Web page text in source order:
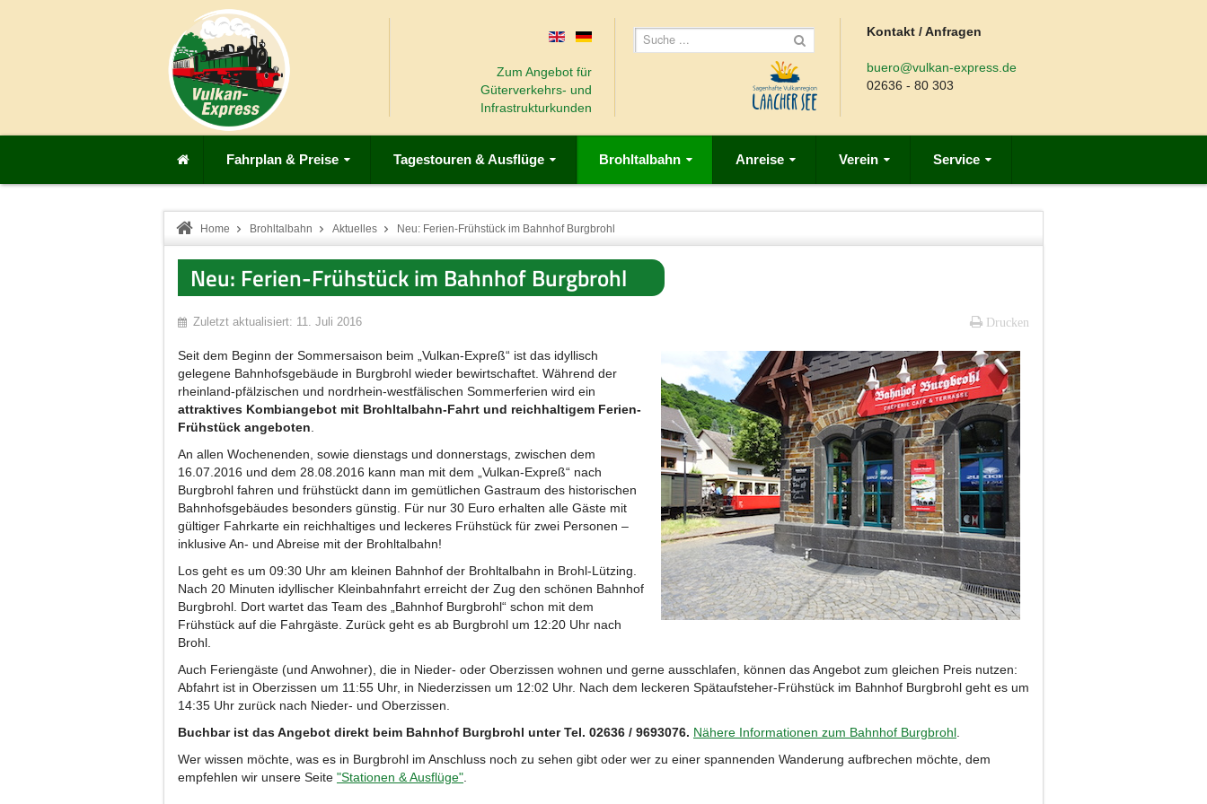
Zum Angebot für
Güterverkehrs- und
Infrastrukturkunden
Kontakt / Anfragen
buero@vulkan-express.de
02636 - 80 303
Fahrplan & Preise Tagestouren & Ausflüge Brohltalbahn Anreise Verein Service
Home Brohltalbahn Aktuelles Neu: Ferien-Frühstück im Bahnhof Burgbrohl
Neu: Ferien-Frühstück im Bahnhof Burgbrohl
Drucken
Zuletzt aktualisiert: 11. Juli 2016
Seit dem Beginn der Sommersaison beim „Vulkan-Expreß“ ist das idyllisch
gelegene Bahnhofsgebäude in Burgbrohl wieder bewirtschaftet. Während der
rheinland-pfälzischen und nordrhein-westfälischen Sommerferien wird ein
attraktives Kombiangebot mit Brohltalbahn-Fahrt und reichhaltigem Ferien-
Frühstück angeboten
An allen Wochenenden, sowie dienstags und donnerstags, zwischen dem
16.07.2016 und dem 28.08.2016 kann man mit dem „Vulkan-Expreß“ nach
Burgbrohl fahren und frühstückt dann im gemütlichen Gastraum des historischen
Bahnhofsgebäudes besonders günstig. Für nur 30 Euro erhalten alle Gäste mit
gültiger Fahrkarte ein reichhaltiges und leckeres Frühstück für zwei Personen –
inklusive An- und Abreise mit der Brohltalbahn!
Los geht es um 09:30 Uhr am kleinen Bahnhof der Brohltalbahn in Brohl-Lützing.
Nach 20 Minuten idyllischer Kleinbahnfahrt erreicht der Zug den schönen Bahnhof
Burgbrohl. Dort wartet das Team des „Bahnhof Burgbrohl“ schon mit dem
Frühstück auf die Fahrgäste. Zurück geht es ab Burgbrohl um 12:20 Uhr nach
Brohl.
Auch Feriengäste (und Anwohner), die in Nieder- oder Oberzissen wohnen und gerne ausschlafen, können das Angebot zum gleichen Preis nutzen:
Abfahrt ist in Oberzissen um 11:55 Uhr, in Niederzissen um 12:02 Uhr. Nach dem leckeren Spätaufsteher-Frühstück im Bahnhof Burgbrohl geht es um
14:35 Uhr zurück nach Nieder- und Oberzissen.
Buchbar ist das Angebot direkt beim Bahnhof Burgbrohl unter Tel. 02636 / 9693076. Nähere Informationen zum Bahnhof Burgbrohl
Wer wissen möchte, was es in Burgbrohl im Anschluss noch zu sehen gibt oder wer zu einer spannenden Wanderung aufbrechen möchte, dem
empfehlen wir unsere Seite "Stationen & Ausflüge"